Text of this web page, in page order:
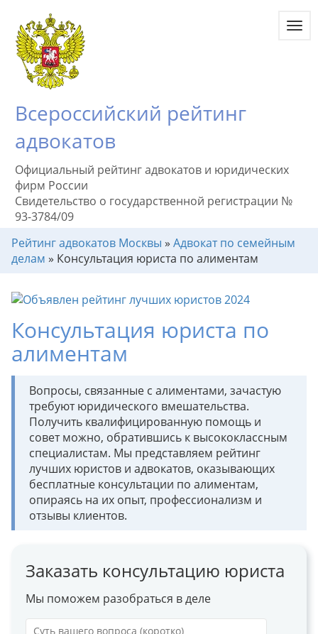
Всероссийский рейтинг
адвокатов
Официальный рейтинг адвокатов и юридических
фирм России
Свидетельство о государственной регистрации №
93-3784/09
Рейтинг адвокатов Москвы » Адвокат по семейным
делам » Консультация юриста по алиментам
Консультация юриста по
алиментам
Вопросы, связанные с алиментами, зачастую
требуют юридического вмешательства.
Получить квалифицированную помощь и
совет можно, обратившись к высококлассным
специалистам. Мы представляем рейтинг
лучших юристов и адвокатов, оказывающих
бесплатные консультации по алиментам,
опираясь на их опыт, профессионализм и
отзывы клиентов.
Заказать консультацию юриста
Мы поможем разобраться в деле